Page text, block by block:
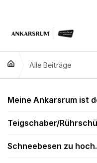
Alle Beiträge
Alle
Meine Ankarsrum ist
Teigschaber/
Schneebesen zu